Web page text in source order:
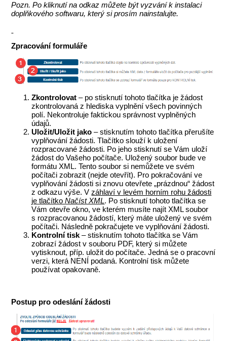
Pozn. Po kliknutí na odkaz můžete být vyzvání k instalaci
doplňkového softwaru, který si prosím nainstalujte.
Zpracování formuláře
Zkontrolovat – po stisknutí tohoto tlačítka je žádost
zkontrolovaná z hlediska vyplnění všech povinných
polí. Nekontroluje faktickou správnost vyplněných
údajů.
Uložit/Uložit jako – stisknutím tohoto tlačítka přerušíte
vyplňování žádosti. Tlačítko slouží k uložení
rozpracované žádosti. Po jeho stisknutí se Vám uloží
žádost do Vašeho počítače. Uložený soubor bude ve
formátu XML. Tento soubor si nemůžete ve svém
počítači zobrazit (nejde otevřít). Pro pokračování ve
vyplňování žádosti si znovu otevřete „prázdnou“ žádost
z odkazu výše. Vzáhlaví v levém horním rohu žádosti
je tlačítkoNačíst XML. Po stisknutí tohoto tlačítka se
Vám otevře okno, ve kterém musíte najít XML soubor
s rozpracovanou žádostí, který máte uložený ve svém
počítači. Následně pokračujete ve vyplňování žádosti.
Kontrolní tisk– stisknutím tohoto tlačítka se Vám
zobrazí žádost v souboru PDF, který si můžete
vytisknout, příp. uložit do počítače. Jedná se o pracovní
verzi, která NENÍ podaná. Kontrolní tisk můžete
používat opakovaně.
Postup pro odeslání žádosti